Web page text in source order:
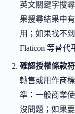
英文關鍵字搜
果搜尋結果中
用；如果找不
Flaticon 等替代
確認授權條款
轉售或用作商
準：一般商業
沒問題；如果